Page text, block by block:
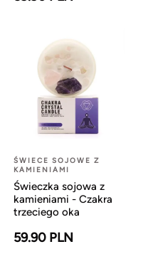
ŚWIECE SOJOWE Z
KAMIENIAMI
Świeczka sojowa z
kamieniami - Czakra
trzeciego oka
59.90 PLN